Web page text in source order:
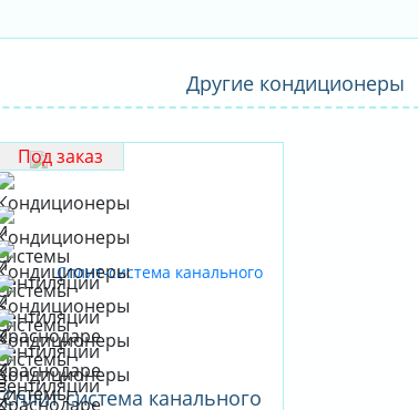
Другие кондиционеры
Под заказ
Сплит-система канального